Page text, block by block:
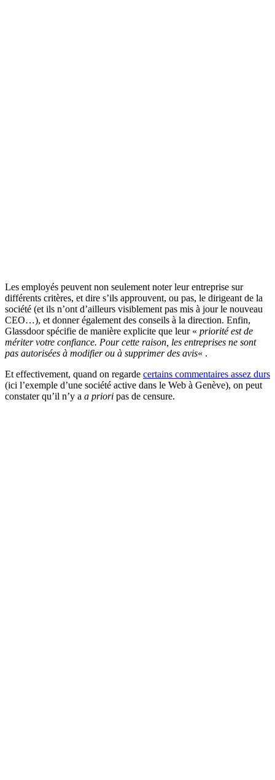
Les employés peuvent non seulement noter leur entreprise sur
différents critères, et dire s’ils approuvent, ou pas, le dirigeant de la
société (et ils n’ont d’ailleurs visiblement pas mis à jour le nouveau
CEO…), et donner également des conseils à la direction. Enfin,
Glassdoor spécifie de manière explicite que leur « priorité est de
mériter votre confiance. Pour cette raison, les entreprises ne sont
pas autorisées à modifier ou à supprimer des avis« .
Et effectivement, quand on regarde certains commentaires assez durs
(ici l’exemple d’une société active dans le Web à Genève), on peut
constater qu’il n’y a a priori pas de censure.